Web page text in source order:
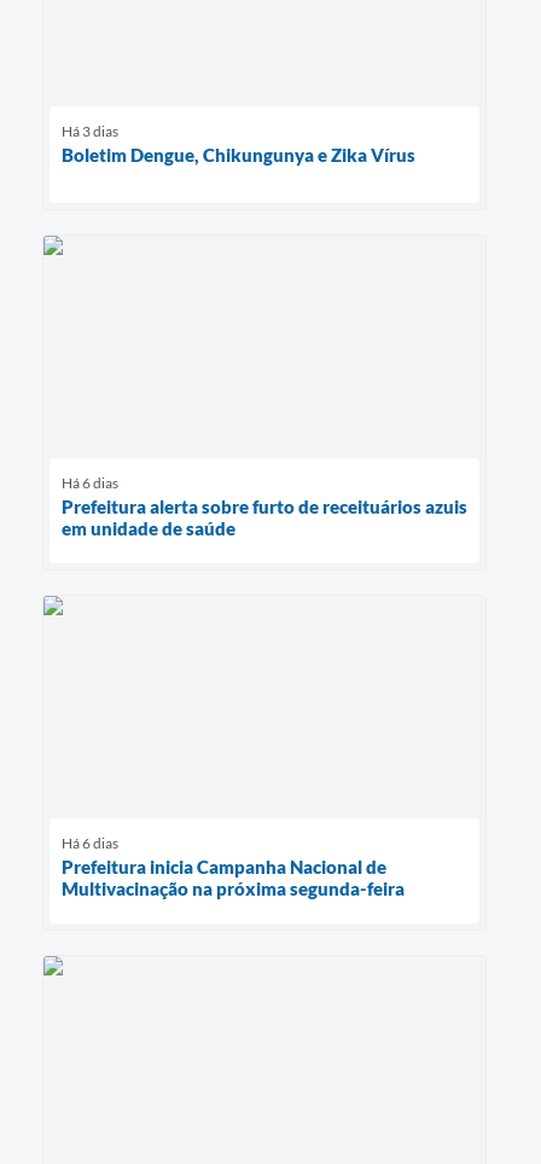
Há 3 dias
Boletim Dengue, Chikungunya e Zika Vírus
Há 6 dias
Prefeitura alerta sobre furto de receituários azuis
em unidade de saúde
Há 6 dias
Prefeitura inicia Campanha Nacional de
Multivacinação na próxima segunda-feira